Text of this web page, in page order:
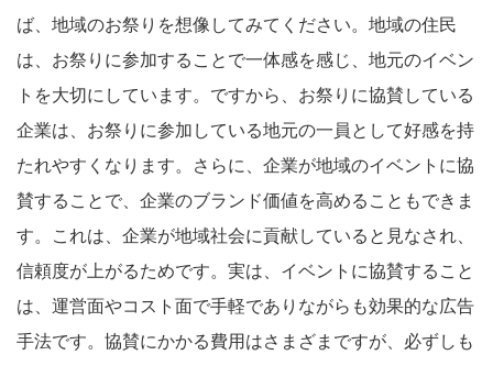
ば、地域のお祭りを想像してみてください。地域の住民
は、お祭りに参加することで一体感を感じ、地元のイベン
トを大切にしています。ですから、お祭りに協賛している
企業は、お祭りに参加している地元の一員として好感を持
たれやすくなります。さらに、企業が地域のイベントに協
賛することで、企業のブランド価値を高めることもできま
す。これは、企業が地域社会に貢献していると見なされ、
信頼度が上がるためです。実は、イベントに協賛すること
は、運営面やコスト面で手軽でありながらも効果的な広告
手法です。協賛にかかる費用はさまざまですが、必ずしも